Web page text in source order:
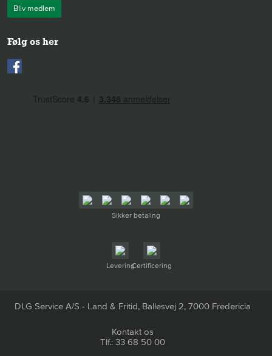
Bliv medlem
Følg os her
Sikker betaling
LeveringCertificering
DLG Service A/S - Land & Fritid, Ballesvej 2, 7000 Fredericia
Kontakt os
Tlf.: 33 68 50 00